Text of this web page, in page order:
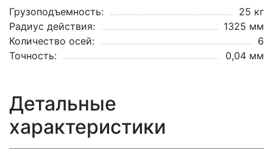
Грузоподъемность:
25 кг
Радиус действия:
1325 мм
Количество осей:
6
Точность:
0,04 мм
Детальные
характеристики